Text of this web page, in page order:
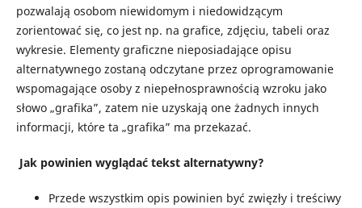
pozwalają osobom niewidomym i niedowidzącym
zorientować się, co jest np. na grafice, zdjęciu, tabeli oraz
wykresie. Elementy graficzne nieposiadające opisu
alternatywnego zostaną odczytane przez oprogramowanie
wspomagające osoby z niepełnosprawnością wzroku jako
słowo „grafika”, zatem nie uzyskają one żadnych innych
informacji, które ta „grafika” ma przekazać.
Jak powinien wyglądać tekst alternatywny?
Przede wszystkim opis powinien być zwięzły i treściwy